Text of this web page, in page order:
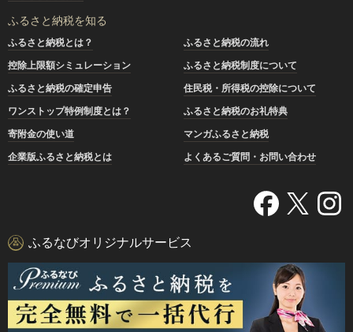
ふるさと納税を知る
ふるさと納税とは？
ふるさと納税の流れ
控除上限額シミュレーション
ふるさと納税制度について
ふるさと納税の確定申告
住民税・所得税の控除について
ワンストップ特例制度とは？
ふるさと納税のお礼特典
寄附金の使い道
マンガふるさと納税
企業版ふるさと納税とは
よくあるご質問・お問い合わせ
ふるなびオリジナルサービス